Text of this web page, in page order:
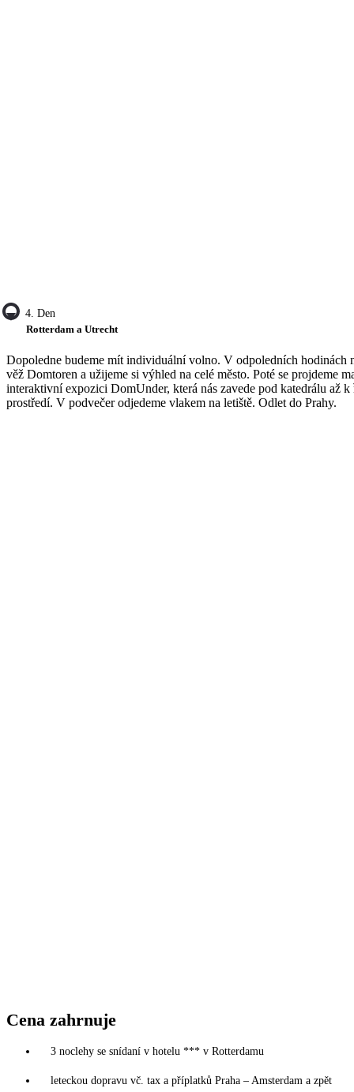
4. Den
Rotterdam a Utrecht
Dopoledne budeme mít individuální volno. V odpoledních hodinách
věž Domtoren a užijeme si výhled na celé město. Poté se
interaktivní expozici DomUnder, která nás zavede pod katedrálu až
prostředí. V podvečer odjedeme vlakem na letiště. Odlet do Prahy.
Cena zahrnuje
3 noclehy se snídaní v hotelu *** v Rotterdamu
leteckou dopravu vč. tax a příplatků Praha – Amsterdam a zpět